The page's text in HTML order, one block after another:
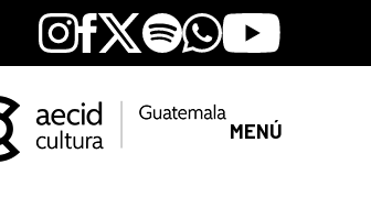
Instagram
Facebook
X SpotifyWhatsapp
Youtube
MENÚ